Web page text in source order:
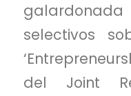
selectivos
del Joint